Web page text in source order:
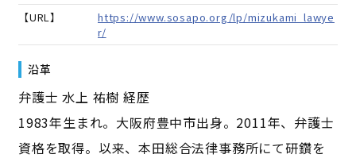
【URL】
https://www.sosapo.org/lp/mizukami_lawye
r/
沿革
弁護士 水上 祐樹 経歴
1983年生まれ。大阪府豊中市出身。2011年、弁護士
資格を取得。以来、本田総合法律事務所にて研鑽を